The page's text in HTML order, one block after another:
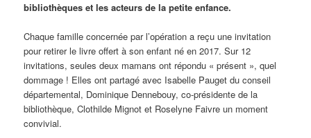
bibliothèques et les acteurs de la petite enfance.
Chaque famille concernée par l’opération a reçu une invitation
pour retirer le livre offert à son enfant né en 2017. Sur 12
invitations, seules deux mamans ont répondu « présent », quel
dommage ! Elles ont partagé avec Isabelle Pauget du conseil
départemental, Dominique Dennebouy, co-présidente de la
bibliothèque, Clothilde Mignot et Roselyne Faivre un moment
convivial.